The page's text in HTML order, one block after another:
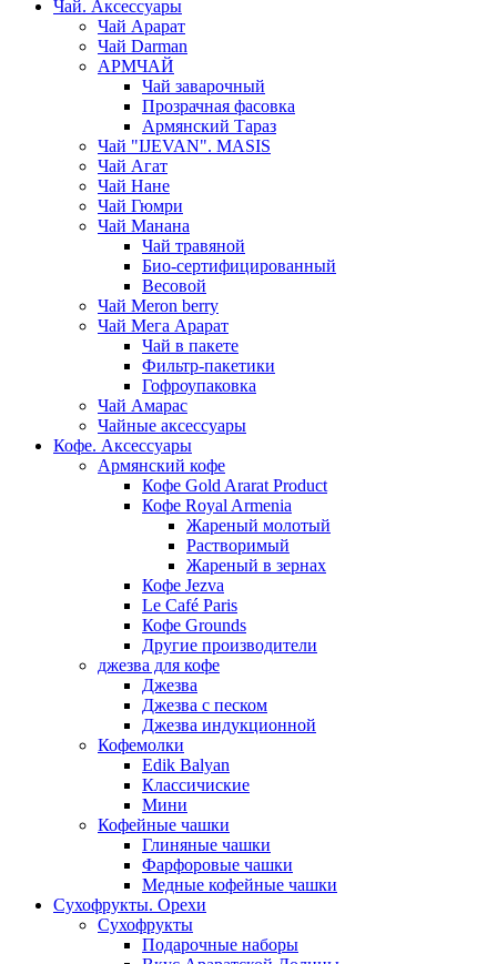
Чай. Аксессуары
Чай Арарат
Чай Darman
АРМЧАЙ
Чай заварочный
Прозрачная фасовка
Армянский Тараз
Чай "IJEVAN". MASIS
Чай Агат
Чай Нане
Чай Гюмри
Чай Манана
Чай травяной
Био-сертифицированный
Весовой
Чай Meron berry
Чай Мега Арарат
Чай в пакете
Фильтр-пакетики
Гофроупаковка
Чай Амарас
Чайные аксессуары
Кофе. Аксессуары
Армянский кофе
Кофе Gold Ararat Product
Кофе Royal Armenia
Жареный молотый
Растворимый
Жареный в зернах
Кофе Jezva
Le Café Paris
Кофе Grounds
Другие производители
джезва для кофе
Джезва
Джезва с песком
Джезва индукционной
Кофемолки
Edik Balyan
Классичиские
Мини
Кофейные чашки
Глиняные чашки
Фарфоровые чашки
Медные кофейные чашки
Сухофрукты. Орехи
Сухофрукты
Подарочные наборы